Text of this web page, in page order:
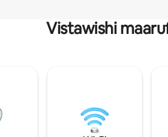
Vistawishi